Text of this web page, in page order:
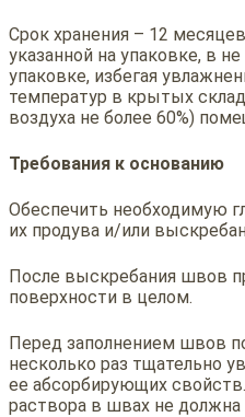
Срок хранения – 12
указанной на упаковке, в
упаковке, избегая
температур в крытых
воздуха не более 60%)
Требования к основанию
Обеспечить необходимую
их продува и/или
После выскребания швов
поверхности в целом.
Перед заполнением швов
несколько раз тщательно
ее абсорбирующих
раствора в швах не должна